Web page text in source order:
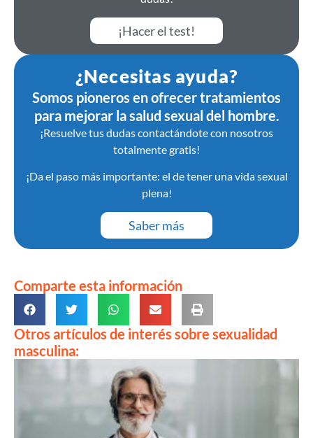
¡Hacer el test!
¿Necesitas ayuda?
Somos pioneros en ofrecer tratamientos
para mejorar la salud sexual del hombre.
¡Resuelve tus dudas contactándote con nosotros
totalmente gratis!
¡Da el paso más importante: el de tener una vida sexual
plena!
Saber más
Comparte esta información
Otros artículos de interés sobre sexualidad
masculina: